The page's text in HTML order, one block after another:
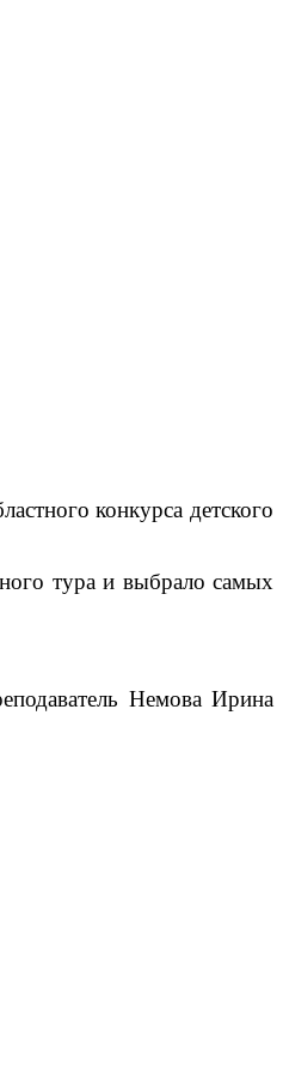
конкурса детского
тура и выбрало самых
Немова Ирина